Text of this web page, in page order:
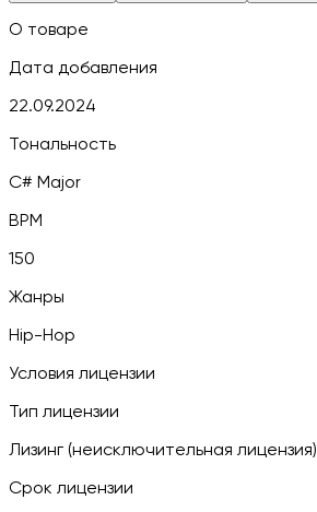
О товаре
Дата добавления
22.09.2024
Тональность
C# Major
BPM
150
Жанры
Hip-Hop
Условия лицензии
Тип лицензии
Лизинг (неисключительная лицензия)
Срок лицензии